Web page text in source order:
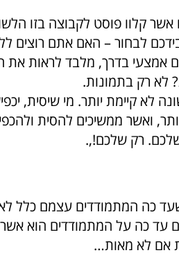
קלוו פוסט לקבוצה בזו
לבחור – האם אתם רוצים
אמצעי בדרך, מלבד לראות את
לא רק בתמונות.
לא קיימת יותר. מי שיסית,
ואשר ממשיכים להסית
רק שלכם!,.
כה המתמודדים עצמם כלל לא
כה על המתמודדים הוא אשר
אם לא מאות…